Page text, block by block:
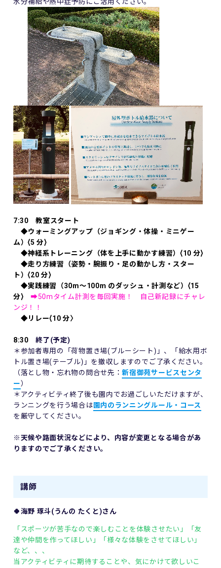
7:30 教室スタート
◆ウォーミングアップ（ジョギング・体操・ミニゲー
ム）⟨5 分⟩
◆神経系トレーニング（体を上⼿に動かす練習）⟨10 分⟩
◆⾛り⽅練習（姿勢・腕振り・⾜の動かし⽅・スター
ト）⟨20 分⟩
◆実践練習（30m〜100m のダッシュ・計測など）⟨15
分⟩ ➡50mタイム計測を毎回実施！ 自己新記録にチャレ
ンジ！！
◆リレー⟨10 分〉
8:30終了(予定)
＊参加者専用の「荷物置き場(ブルーシート)」、「給水用ボ
トル置き場(テーブル)」を撤収しますのでご了承ください。
（落とし物・忘れ物の問合せ先：新宿御苑サービスセンタ
ー）
＊アクティビティ終了後も園内でお過ごしいただけますが、
ランニングを行う場合は園内のランニングルール・コース
を厳守してください。
※天候や路面状況などにより、内容が変更となる場合があ
りますのでご了承ください。
講師
🍀海野 琢斗(うんの たくと)さん
「スポーツが苦手なので楽しむことを体験させたい」
「友
達や仲間を作ってほしい」
「様々な体験をさせてほしい」
など、、、
当アクティビティに期待することや、気にかけて欲しいこ